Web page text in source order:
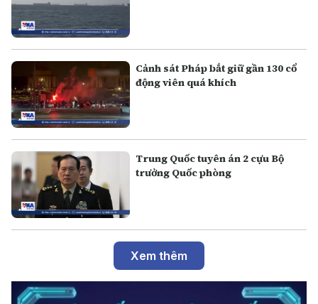
Cảnh sát Pháp bắt giữ gần 130 cổ
động viên quá khích
Trung Quốc tuyên án 2 cựu Bộ
trưởng Quốc phòng
Xem thêm